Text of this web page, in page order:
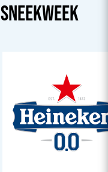
SNEEKWEEK